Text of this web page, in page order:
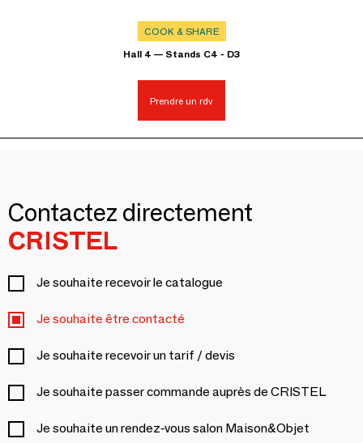
COOK & SHARE
Hall 4 — Stands C4 - D3
Prendre un rdv
Contactez directement
CRISTEL
Je souhaite recevoir le catalogue
Je souhaite être contacté
Je souhaite recevoir un tarif / devis
Je souhaite passer commande auprès de CRISTEL
Je souhaite un rendez-vous salon Maison&Objet